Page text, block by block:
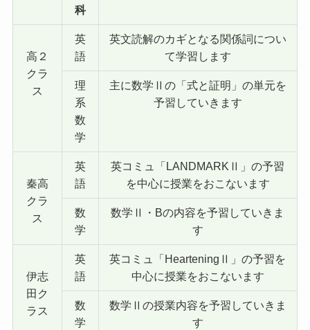
科
高２
クラ
ス
英
語
英文読解のカギとなる関係詞につい
て学習します
理
系
数
学
主に数学Ⅱの「式と証明」の単元を
予習していきます
秦高
クラ
ス
英
語
英コミュ「LANDMARKⅡ」の予習
を中心に授業をおこないます
数
学
数学Ⅱ・Bの内容を予習していきま
す
伊志
田ク
ラス
英
語
英コミュ「HearteningⅡ」の予習を
中心に授業をおこないます
数
学
数学Ⅱの授業内容を予習していきま
す